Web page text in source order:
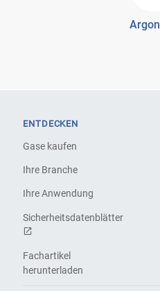
ENTDECKEN
Gase kaufen
Ihre Branche
Ihre Anwendung
Sicherheitsdatenblätter
Fachartikel
herunterladen